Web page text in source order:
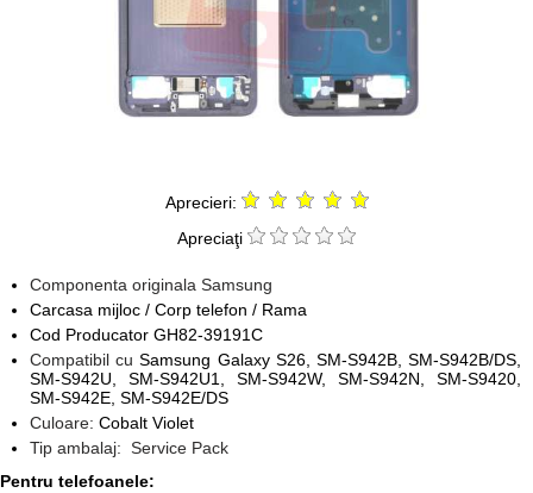
Aprecieri:
Apreciaţi
Componenta originala Samsung
Carcasa mijloc / Corp telefon / Rama
Cod Producator GH82-39191C
Compatibil cuSamsung Galaxy S26, SM-S942B, SM-S942B/DS,
SM-S942U, SM-S942U1, SM-S942W, SM-S942N, SM-S9420,
SM-S942E, SM-S942E/DS
Culoare: Cobalt Violet
Tip ambalaj: Service Pack
Pentru telefoanele: